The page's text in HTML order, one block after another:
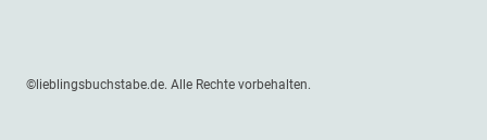
©lieblingsbuchstabe.de. Alle Rechte vorbehalten.